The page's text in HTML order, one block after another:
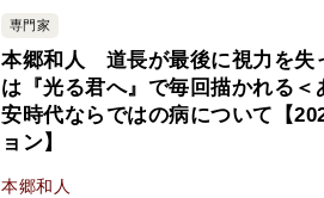
専門家
本郷和人 道長が最後に視力を失
は『光る君へ』で毎回描かれる
安時代ならではの病について【
ョン】
本郷和人